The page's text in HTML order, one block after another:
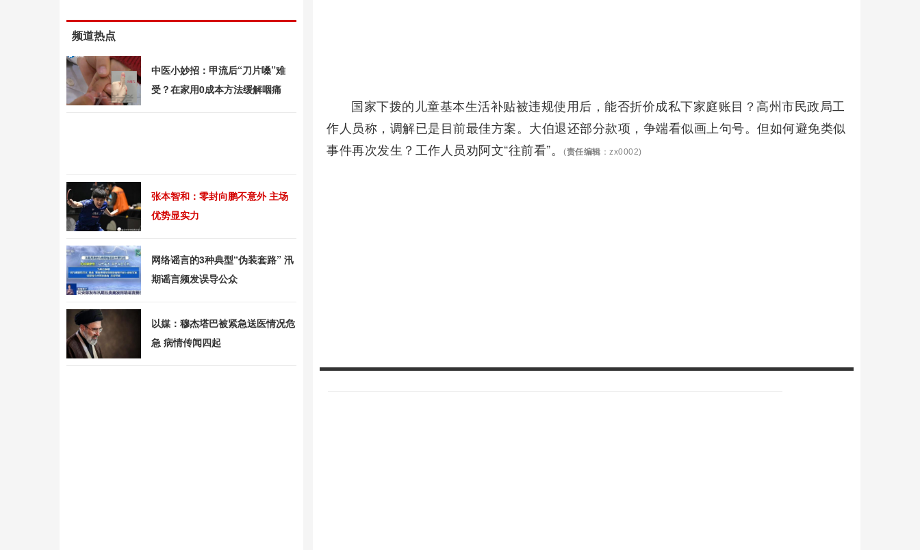
国家下拨的儿童基本生活补贴被违规使用后，能否折价成私下家庭账目？高州市民政局工
作人员称，调解已是目前最佳方案。大伯退还部分款项，争端看似画上句号。但如何避免类似
事件再次发生？工作人员劝阿文“往前看”。
(责任编辑 ：zx0002)
频道热点
中医小妙招：甲流后“刀片嗓”难
受？在家用0成本方法缓解咽痛
张本智和：零封向鹏不意外 主场
优势显实力
网络谣言的3种典型“伪装套路” 汛
期谣言频发误导公众
以媒：穆杰塔巴被紧急送医情况危
急 病情传闻四起